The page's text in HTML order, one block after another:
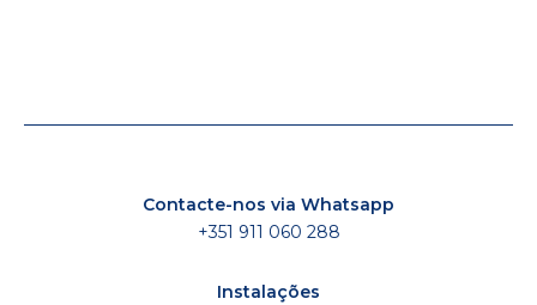
Contacte-nos via Whatsapp
+351 911 060 288
Instalações